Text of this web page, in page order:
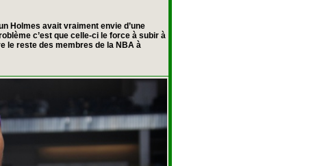
Holmes avait vraiment envie d’une
c’est que celle-ci le force à subir à
le reste des membres de la NBA à